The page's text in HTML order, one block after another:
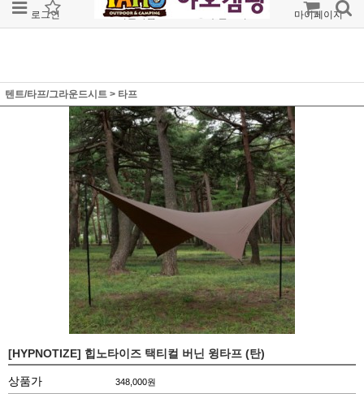
로그인 회원가입 주문조회 마이페이지
텐트/타프/그라운드시트 > 타프
[HYPNOTIZE] 힙노타이즈 택티컬 버닌 윙타프 (탄)
상품가 348,000원